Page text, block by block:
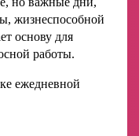
жизнеспособной
основу для
работы.
ежедневной